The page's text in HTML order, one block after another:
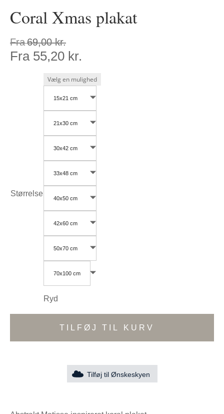
Coral Xmas plakat
Fra69,00kr.
Fra 55,20 kr.
Størrelse
15x21 cm
21x30 cm
30x42 cm
33x48 cm
40x50 cm
42x60 cm
50x70 cm
70x100 cm
Ryd
TILFØJ TIL KURV
Tilføj til Ønskeskyen